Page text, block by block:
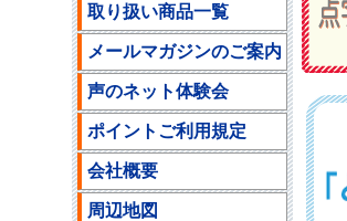
取り扱い商品一覧
メールマガジンのご案内
声のネット体験会
ポイントご利用規定
会社概要
周辺地図